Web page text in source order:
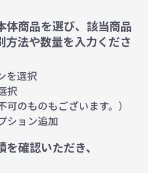
体商品を選び、該当商品
方法や数量を入力くださ
を選択
択
可のものもございます。）
ション追加
確認いただき、